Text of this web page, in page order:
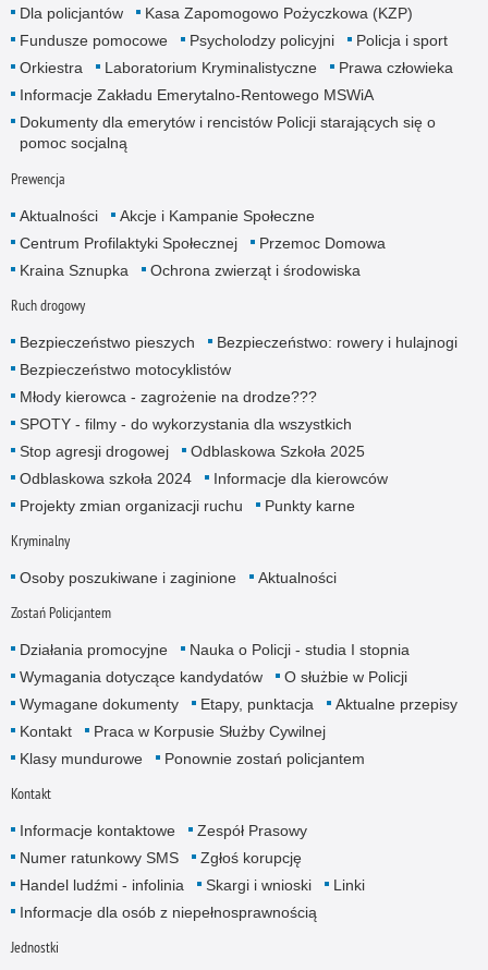
Dla policjantów
Kasa Zapomogowo Pożyczkowa (KZP)
Fundusze pomocowe
Psycholodzy policyjni
Policja i sport
Orkiestra
Laboratorium Kryminalistyczne
Prawa człowieka
Informacje Zakładu Emerytalno-Rentowego MSWiA
Dokumenty dla emerytów i rencistów Policji starających się o
pomoc socjalną
Prewencja
Aktualności
Akcje i Kampanie Społeczne
Centrum Profilaktyki Społecznej
Przemoc Domowa
Kraina Sznupka
Ochrona zwierząt i środowiska
Ruch drogowy
Bezpieczeństwo pieszych
Bezpieczeństwo: rowery i hulajnogi
Bezpieczeństwo motocyklistów
Młody kierowca - zagrożenie na drodze???
SPOTY - filmy - do wykorzystania dla wszystkich
Stop agresji drogowej
Odblaskowa Szkoła 2025
Odblaskowa szkoła 2024
Informacje dla kierowców
Projekty zmian organizacji ruchu
Punkty karne
Kryminalny
Osoby poszukiwane i zaginione Aktualności
Zostań Policjantem
Działania promocyjne
Nauka o Policji - studia I stopnia
Wymagania dotyczące kandydatów
O służbie w Policji
Wymagane dokumenty
Etapy, punktacja
Aktualne przepisy
Kontakt
Praca w Korpusie Służby Cywilnej
Klasy mundurowe
Ponownie zostań policjantem
Kontakt
Informacje kontaktowe
Zespół Prasowy
Numer ratunkowy SMS
Zgłoś korupcję
Handel ludźmi - infolinia
Skargi i wnioski
Linki
Informacje dla osób z niepełnosprawnością
Jednostki